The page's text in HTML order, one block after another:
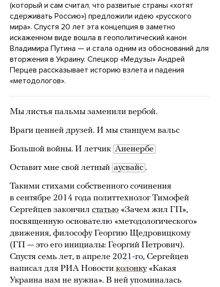
(который и сам считал, что развитые страны «хотят
сдерживать Россию») предложили идею «русского
мира». Спустя 20 лет эта концепция в заметно
искаженном виде вошла в геополитический канон
Владимира Путина — и стала одним из обоснований для
вторжения в Украину. Спецкор «Медузы» Андрей
Перцев рассказывает историю взлета и падения
«методологов».
Мы листья пальмы заменили вербой.
Враги ценней друзей. И мы станцуем вальс
Большой войны. И летчик Аненербе
Оставит мне свой летный аусвайс .
Такими стихами собственного сочинения
в сентябре 2014 года политтехнолог Тимофей
Сергейцев закончил статью «Зачем жил ГП»,
посвященную основателю «методологического»
движения, философу Георгию Щедровицкому
(ГП — это его инициалы: Георгий Петрович).
Спустя семь лет, в апреле 2021-го, Сергейцев
написал для РИА Новости колонку«Какая
Украина нам не нужна». В ней упоминалась